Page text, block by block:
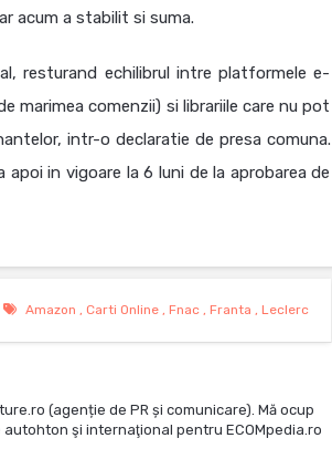
acum a stabilit si suma.
resturand echilibrul intre platformele e-
marimea comenzii) si librariile care nu pot
intr-o declaratie de presa comuna.
in vigoare la 6 luni de la aprobarea de
Amazon , Carti Online, Fnac, Franta , Leclerc
(agenție de PR și comunicare). Mă ocup
şi internaţional pentru ECOMpedia.ro